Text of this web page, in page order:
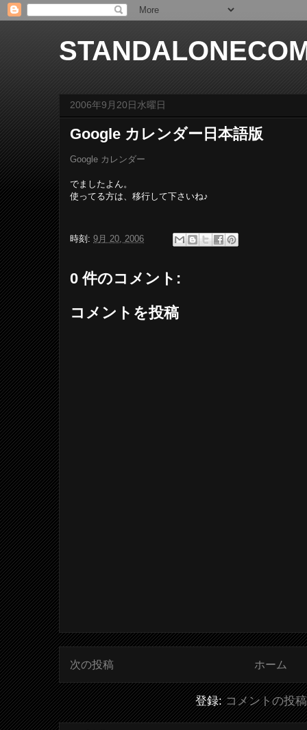
2006年9月20日水曜日
Google カレンダー日本語版
Google カレンダー
でましたよん。
使ってる方は、移行して下さいね♪
時刻: 9月 20, 2006
0 件のコメント:
コメントを投稿
次の投稿 ホーム
登録:コメントの投